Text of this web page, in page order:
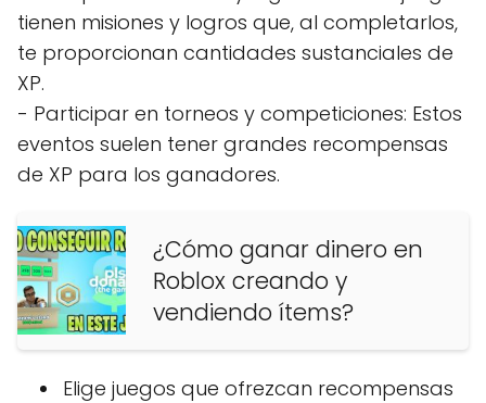
tienen misiones y logros que, al completarlos,
te proporcionan cantidades sustanciales de
XP.
- Participar en torneos y competiciones: Estos
eventos suelen tener grandes recompensas
de XP para los ganadores.
¿Cómo ganar dinero en
Roblox creando y
vendiendo ítems?
Elige juegos que ofrezcan recompensas